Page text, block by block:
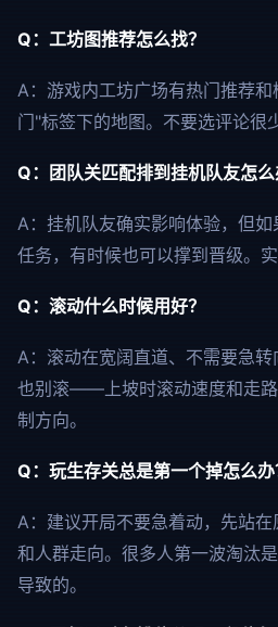
Q：工坊图推荐怎么找？
A：游戏内工坊广场有热门推荐
门"标签下的地图。不要选评论很
Q：团队关匹配排到挂机队友怎么
A：挂机队友确实影响体验，但
任务，有时候也可以撑到晋级。
Q：滚动什么时候用好？
A：滚动在宽阔直道、不需要急
也别滚——上坡时滚动速度和走
制方向。
Q：玩生存关总是第一个掉怎么办
A：建议开局不要急着动，先站
和人群走向。很多人第一波淘汰
导致的。